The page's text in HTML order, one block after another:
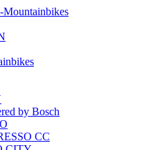
Mountainbikes
by Bosch
CC